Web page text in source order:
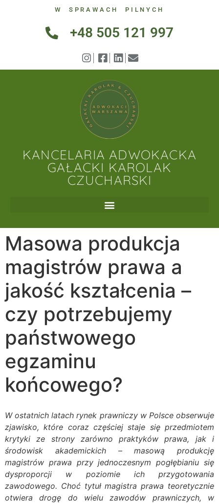
W SPRAWACH PILNYCH
+48 505 121 997
KANCELARIA ADWOKACKA
GAŁACKI KAROLAK
CZUCHARSKI
Masowa produkcja
magistrów prawa a
jakość kształcenia –
czy potrzebujemy
państwowego
egzaminu
końcowego?
W ostatnich latach rynek prawniczy w Polsce obserwuje
zjawisko, które coraz częściej staje się przedmiotem
krytyki ze strony zarówno praktyków prawa, jak i
środowisk akademickich – masową produkcję
magistrów prawa przy jednoczesnym pogłębianiu się
dysproporcji w poziomie ich przygotowania
zawodowego. Choć tytuł magistra prawa teoretycznie
otwiera drogę do wielu zawodów prawniczych, w